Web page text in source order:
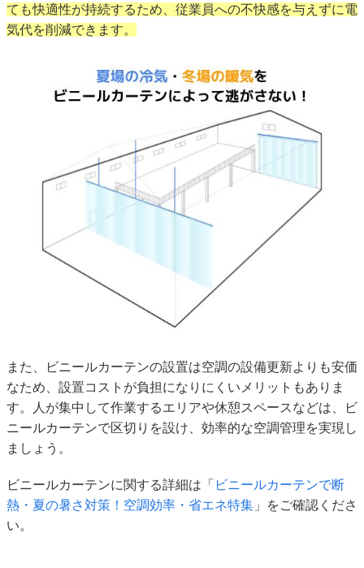
ても快適性が持続するため、従業員への不快感を与えずに電
気代を削減できます。
また、ビニールカーテンの設置は空調の設備更新よりも安価
なため、設置コストが負担になりにくいメリットもありま
す。人が集中して作業するエリアや休憩スペースなどは、ビ
ニールカーテンで区切りを設け、効率的な空調管理を実現し
ましょう。
ビニールカーテンに関する詳細は「 ビニールカーテンで断
熱・夏の暑さ対策！空調効率・省エネ特集 」をご確認くださ
い。